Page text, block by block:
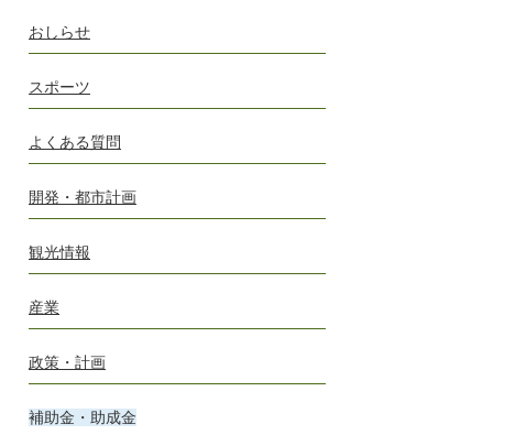
おしらせ
スポーツ
よくある質問
開発・都市計画
観光情報
産業
政策・計画
補助金・助成金